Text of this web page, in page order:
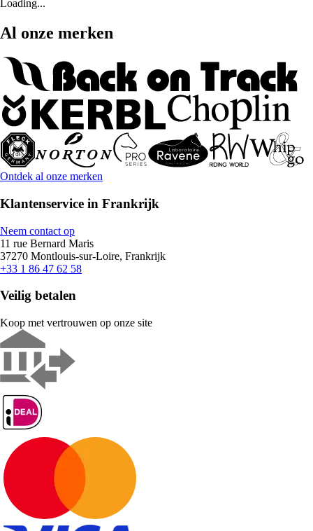
Loading...
Al onze merken
Ontdek al onze merken
Klantenservice in Frankrijk
Neem contact op
11 rue Bernard Maris
37270 Montlouis-sur-Loire, Frankrijk
+33 1 86 47 62 58
Veilig betalen
Koop met vertrouwen op onze site